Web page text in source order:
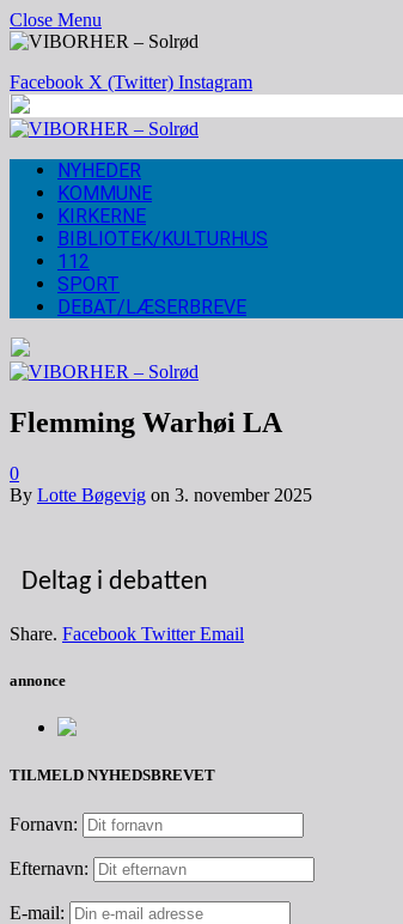
Close Menu
Facebook X (Twitter) Instagram
NYHEDER
KOMMUNE
KIRKERNE
BIBLIOTEK/KULTURHUS
112
SPORT
DEBAT/LÆSERBREVE
Flemming Warhøi LA
0
By Lotte Bøgevig on 3. november 2025
Deltag i debatten
Share. Facebook Twitter Email
annonce
TILMELD NYHEDSBREVET
Fornavn:
Efternavn:
E-mail: